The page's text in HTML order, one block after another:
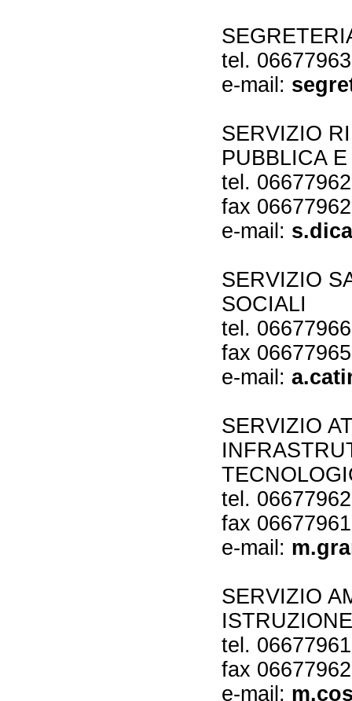
tel.
e-mail:
SERVIZIO
PUBBLICA
tel.
fax
e-mail:
SERVIZIO
SOCIALI
tel.
fax
e-mail:
SERVIZIO
tel.
fax
e-mail:
SERVIZIO
tel.
fax
e-mail: